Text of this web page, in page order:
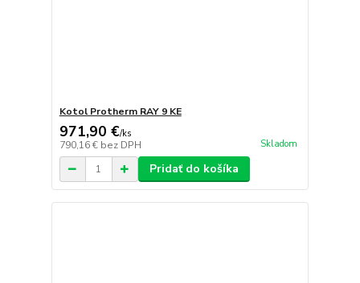
Kotol Protherm RAY 9 KE
971,90 €/ks
790,16 € bez DPH Skladom
Pridať do košíka